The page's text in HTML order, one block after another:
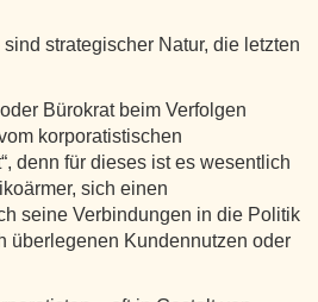
strategischer Natur, die letzten
Bürokrat beim Verfolgen
korporatistischen
denn für dieses ist es wesentlich
sich einen
seine Verbindungen in die Politik
überlegenen Kundennutzen oder